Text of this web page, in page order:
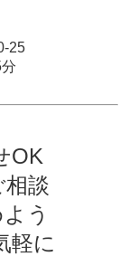
25
OK
談
う
軽に